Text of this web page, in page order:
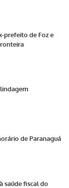
prefeito de Foz e
de Paranaguá
saúde fiscal do